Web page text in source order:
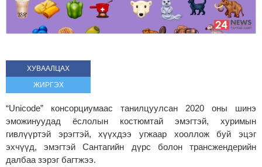
ХУВААЛЦАХ
ЖИРГЭХ
“Unicode” консорциумаас танилцуулсан 2020 оны шинэ
эможинуудад ёслолын костюмтай эмэгтэй, хуримын
гивлүүртэй эрэгтэй, хүүхдээ угжаар хооллож буй эцэг
эхчүүд, эмэгтэй Сантагийн дүрс болон трансжендерийн
далбаа зэрэг багтжээ.